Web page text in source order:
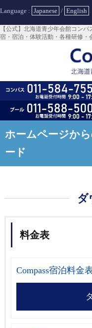
【公式】北海道青少年会館コン
宿・宿泊・体験活動・各種研修・
Language : Japanese / English
ホームページか
ード
ダ
料金表
Compass宿泊料金